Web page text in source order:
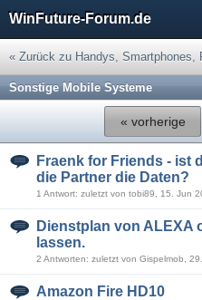
WinFuture-Forum.de
« Zurück zu Handys, Smartphones,
Sonstige Mobile Systeme
« vorherige
Fraenk for Friends - ist
die Partner die Daten?
1 Antwort: zuletzt von tobi89, 15. Jun
Dienstplan von ALEXA
lassen.
2 Antworten: zuletzt von Gispelmob,
Amazon Fire HD10